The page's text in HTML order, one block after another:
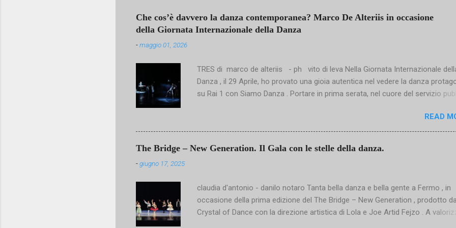
Che cos’è davvero la danza contemporanea? Marco De Alteriis in occasione
della Giornata Internazionale della Danza
-maggio 01, 2026
TRES di marco de alteriis - ph vito di leva Nella Giornata Internazionale
Danza , il 29 Aprile, ho provato una gioia autentica nel vedere la danza
su Rai 1 con Siamo Danza . Portare in prima serata, nel cuore del servizio
riconoscere alla danza un ruolo non marginale, ma centrale nella
sguardo collettivo. Danzatori straordinari – dalla luminosa Eleonora
talentuosi Sasha Riva e Simone Repele – insieme a coreografie di grande
artistico nasce come rottura. Il balletto classico codifica un sistema –
all’ Académie Royale e alla formalizzazione del gesto sotto Luigi XIV – mentre
Nove...
READ
The Bridge – New Generation. Il Gala con le stelle della danza.
-giugno 17, 2025
claudia d'antonio - danilo notaro Tanta bella danza e bella gente a Fermo , in
occasione della prima edizione del The Bridge – New Generation , prodotto da
Crystal of Dance con la direzione artistica di Lola e Joe Artid Fejzo . A